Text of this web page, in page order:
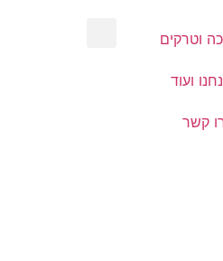
וטרקים
ועוד
קשר